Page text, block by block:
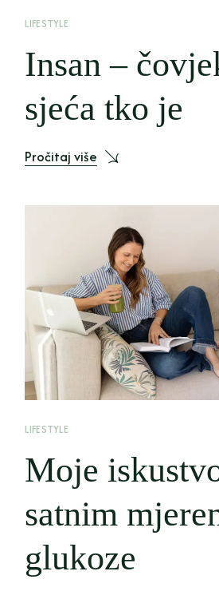
LIFESTYLE
Insan –
sjeća tko je
Pročitaj više
LIFESTYLE
Moje
satnim
glukoze